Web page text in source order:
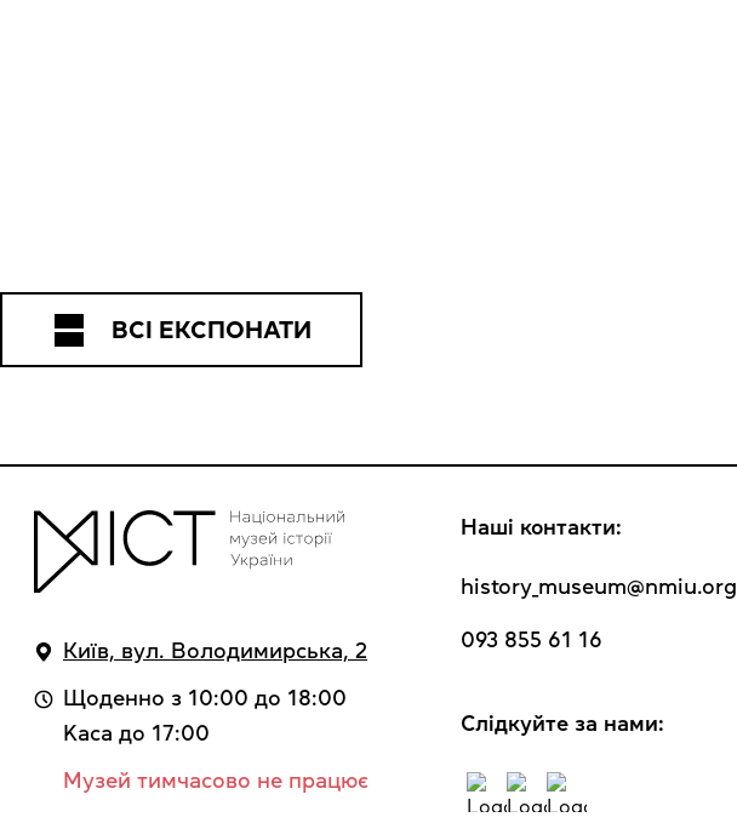
ВСІ ЕКСПОНАТИ
Київ, вул. Володимирська, 2
Щоденно з 10:00 до 18:00
Kaca до 17:00
Музей тимчасово не працює
Наші контакти:
history_museum@nmiu.org
093 855 61 16
Cлідкуйте за нами: